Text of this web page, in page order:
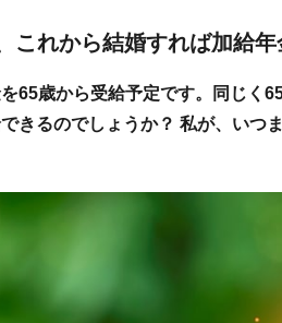
これから結婚すれば加給年
65歳から受給予定です。同じく
きるのでしょうか？ 私が、いつ